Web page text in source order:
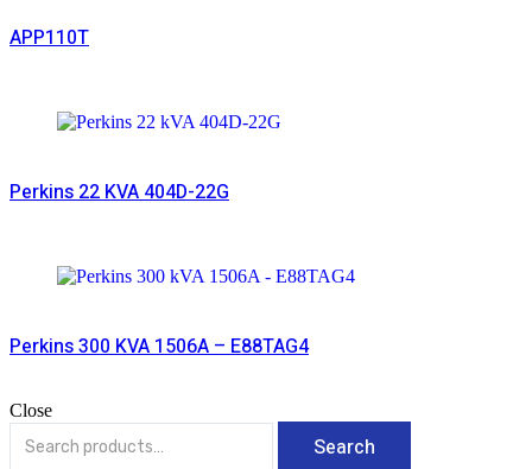
APP110T
Read More
Perkins 22 KVA 404D-22G
Read More
Perkins 300 KVA 1506A – E88TAG4
Close
Search